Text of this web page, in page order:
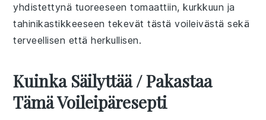
yhdistettynä tuoreeseentomaattiin,kurkkuun ja
tahinikastikkeeseen tekevät tästä voileivästä sekä
terveellisen että herkullisen.
Kuinka Säilyttää / Pakastaa
Tämä Voileipäresepti